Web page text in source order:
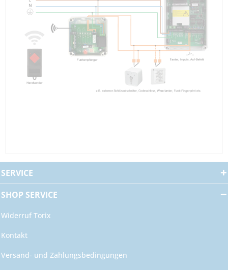
SERVICE
SHOP SERVICE
Widerruf Torix
Kontakt
Versand- und Zahlungsbedingungen